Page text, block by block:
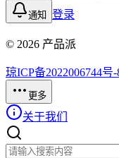
通知 登录
© 2026 产品派
琼ICP备2022006744号-
更多
关于我们